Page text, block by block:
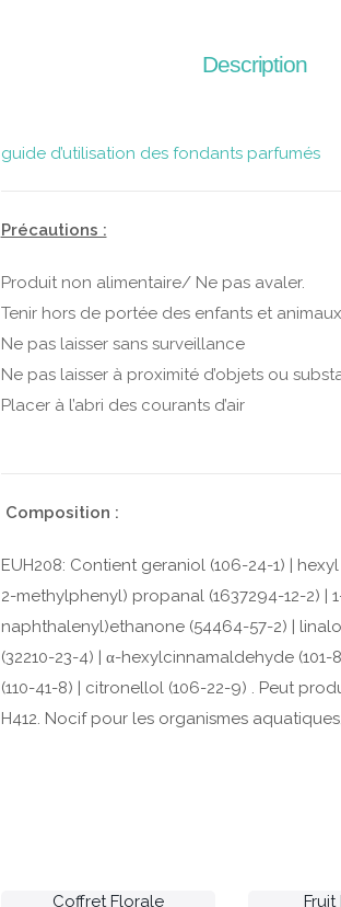
Description
guide d’utilisation des fondants parfumés
Précautions :
Produit non alimentaire/ Ne pas avaler.
Tenir hors de portée des enfants et animaux
Ne pas laisser sans surveillance
Ne pas laisser à proximité d’objets ou
Placer à l’abri des courants d’air
Composition :
EUH208: Contient geraniol (106-24-1) |
2-methylphenyl) propanal (1637294-12-2) |
naphthalenyl)ethanone (54464-57-2) |
(32210-23-4) | α-hexylcinnamaldehyde
(110-41-8) | citronellol (106-22-9) . Peut
H412. Nocif pour les organismes
Coffret Florale